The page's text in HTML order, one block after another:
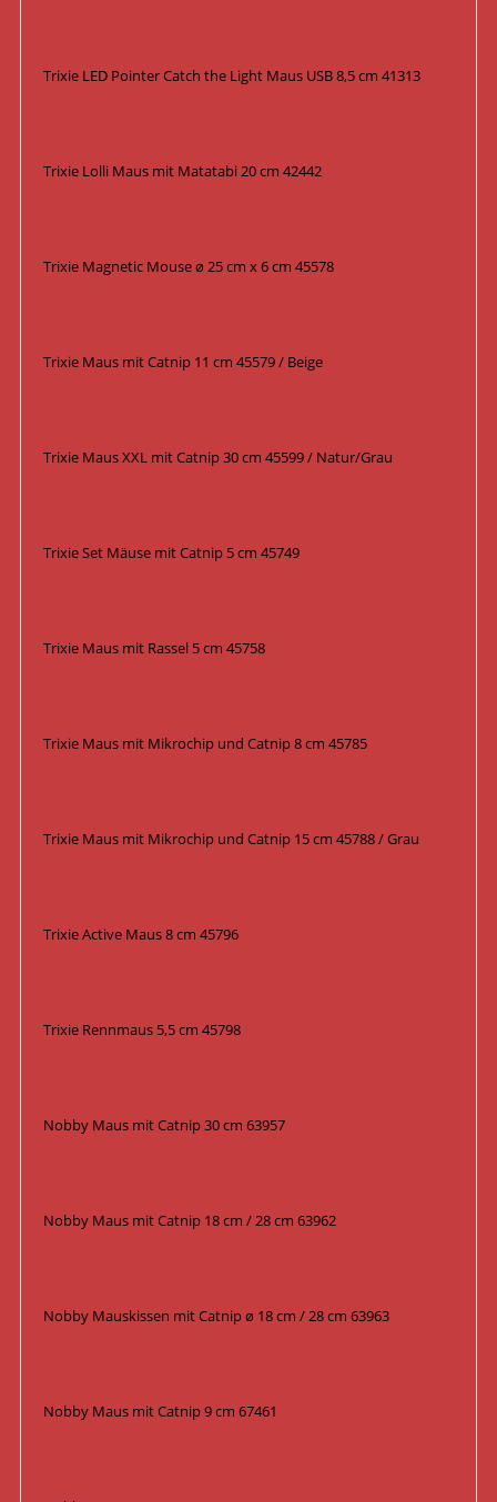
Trixie LED Pointer Catch the Light Maus USB 8,5 cm 41313
Trixie Lolli Maus mit Matatabi 20 cm 42442
Trixie Magnetic Mouse ø 25 cm x 6 cm 45578
Trixie Maus mit Catnip 11 cm 45579 / Beige
Trixie Maus XXL mit Catnip 30 cm 45599 / Natur/Grau
Trixie Set Mäuse mit Catnip 5 cm 45749
Trixie Maus mit Rassel 5 cm 45758
Trixie Maus mit Mikrochip und Catnip 8 cm 45785
Trixie Maus mit Mikrochip und Catnip 15 cm 45788 / Grau
Trixie Active Maus 8 cm 45796
Trixie Rennmaus 5,5 cm 45798
Nobby Maus mit Catnip 30 cm 63957
Nobby Maus mit Catnip 18 cm / 28 cm 63962
Nobby Mauskissen mit Catnip ø 18 cm / 28 cm 63963
Nobby Maus mit Catnip 9 cm 67461